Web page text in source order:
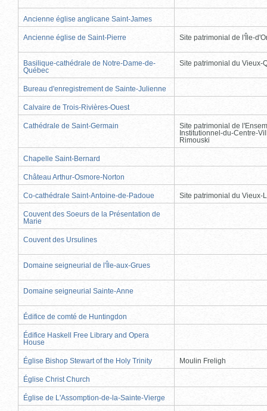
Ancienne église anglicane Saint-James
Ancienne église de Saint-Pierre Site patrimonial de l'Île-
Basilique-cathédrale de Notre-Dame-de-
Québec
Site patrimonial du Vieux-
Bureau d'enregistrement de Sainte-Julienne
Calvaire de Trois-Rivières-Ouest
Cathédrale de Saint-Germain
Site patrimonial de
Institutionnel-du-Centre-
Rimouski
Chapelle Saint-Bernard
Château Arthur-Osmore-Norton
Co-cathédrale Saint-Antoine-de-Padoue Site patrimonial du Vieux-
Couvent des Soeurs de la Présentation de
Marie
Couvent des Ursulines
Domaine seigneurial de l'Île-aux-Grues
Domaine seigneurial Sainte-Anne
Édifice de comté de Huntingdon
Édifice Haskell Free Library and Opera
House
Église Bishop Stewart of the Holy Trinity Moulin Freligh
Église Christ Church
Église de L'Assomption-de-la-Sainte-Vierge